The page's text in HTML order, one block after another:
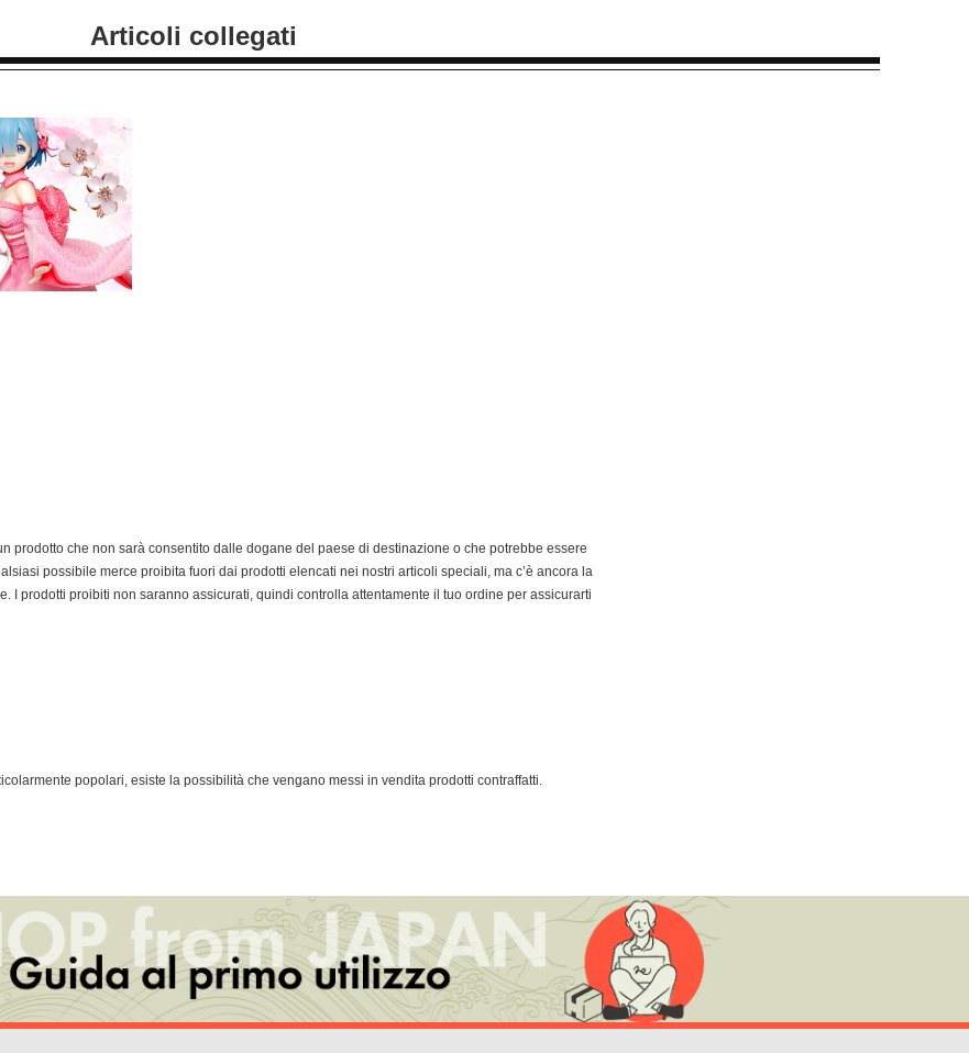
Articoli collegati
prodotto che non sarà consentito dalle dogane del paese di destinazione o che potrebbe essere
possibile merce proibita fuori dai prodotti elencati nei nostri articoli speciali, ma c’è ancora la
prodotti proibiti non saranno assicurati, quindi controlla attentamente il tuo ordine per assicurarti
popolari, esiste la possibilità che vengano messi in vendita prodotti contraffatti.